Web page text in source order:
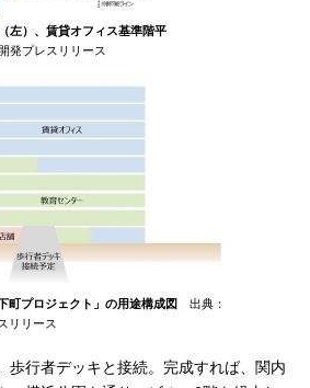
左）、賃貸オフィス基準階平
発プレスリリース
町プロジェクト」の用途構成図
出典：
リリース
行者デッキと接続。完成すれば、関内